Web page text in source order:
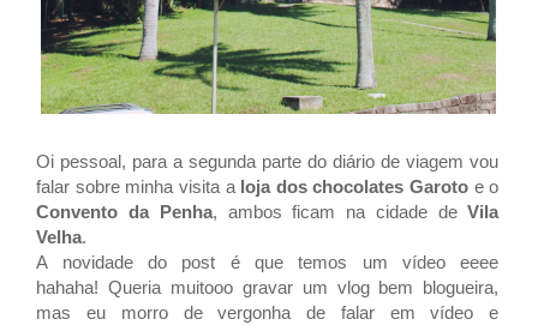
Oi pessoal, para a segunda parte do diário de viagem vou
falar sobre minha visita a loja dos chocolates Garoto e o
Convento da Penha, ambos ficam na cidade deVila
Velha.
A novidade do post é que temos um vídeo eeee
hahaha!Queria muitooo gravar um vlog bem blogueira,
mas eu morro de vergonha de falar em vídeo e